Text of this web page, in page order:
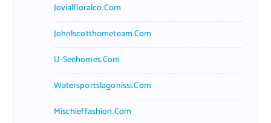
Jovialfloralco.com
Johnlscotthometeam.com
U-Seehomes.com
Watersportslagonissi.com
Mischieffashion.com